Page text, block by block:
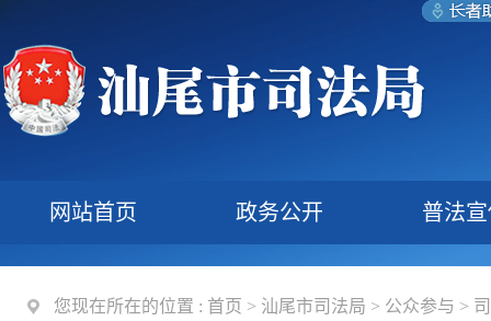
网站首页 政务公开 普法
您现在所在的位置 : 首页 > 汕尾市司法局 > 公众参与 >